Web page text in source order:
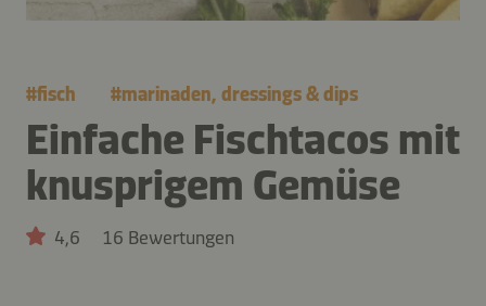
#fisch #marinaden, dressings & dips
Einfache Fischtacos mit
knusprigem Gemüse
4,6 16 Bewertungen